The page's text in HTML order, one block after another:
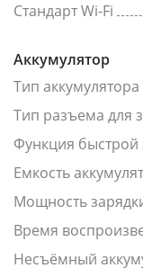
Стандарт Wi-Fi
Аккумулятор
Тип аккумулятора
Тип разъема для
Функция быстрой
Емкость
Мощность
Время
Несъёмный